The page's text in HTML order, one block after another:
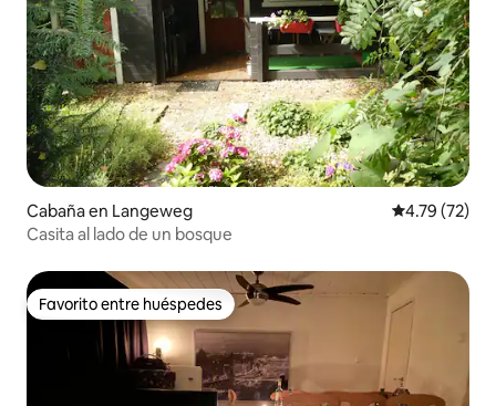
Cabaña en Langeweg Calificación
4.79 (72)
Casita al lado de un bosque
Favorito entre huéspedes
Favorito entre huéspedes